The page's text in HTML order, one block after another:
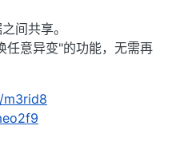
间共享。
任意异变"的功能，无需再